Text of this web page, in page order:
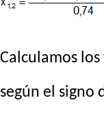
Calculamos
según el signo